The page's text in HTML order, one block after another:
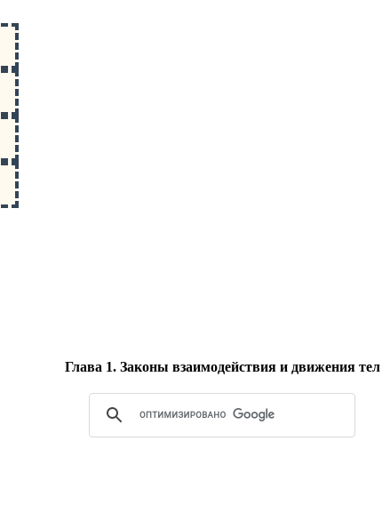
Глава 1. Законы взаимодействия и движения тел